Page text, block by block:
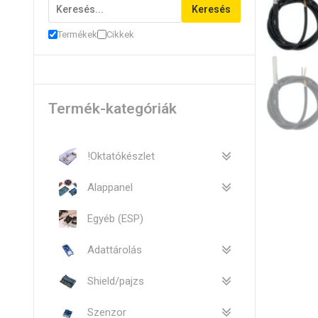
Keresés
Termékek Cikkek
Termék-kategóriák
!Oktatókészlet
Alappanel
Egyéb (ESP)
Adattárolás
Shield/pajzs
Szenzor